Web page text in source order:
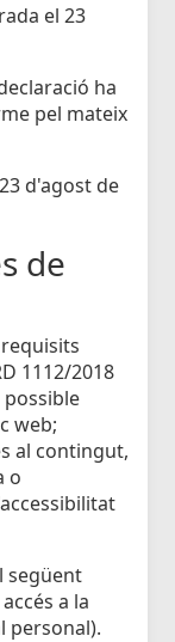
el 23
ha
pel mateix
d'agost de
de
1112/2018
web;
al contingut,
o
següent
a la
personal).